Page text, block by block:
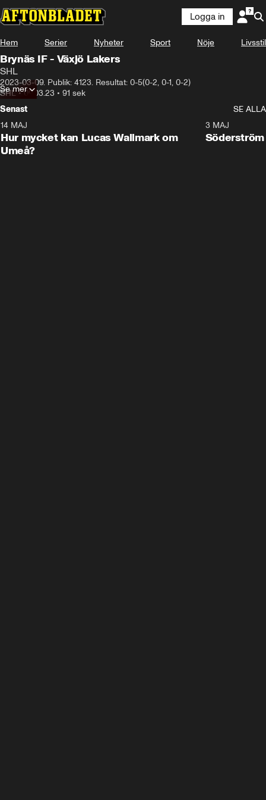
Logga in
Hem Serier Nyheter Sport Nöje Livsstil
Brynäs IF - Växjö Lakers
SHL
2023-03-09. Publik: 4123. Resultat: 0-5(0-2, 0-1, 0-2)
SHL•09.03.23 • 91 sek
Se mer
Senast
SE ALLA
Plus
14 MAJ
Hur mycket kan Lucas Wallmark om
Umeå?
3 MAJ